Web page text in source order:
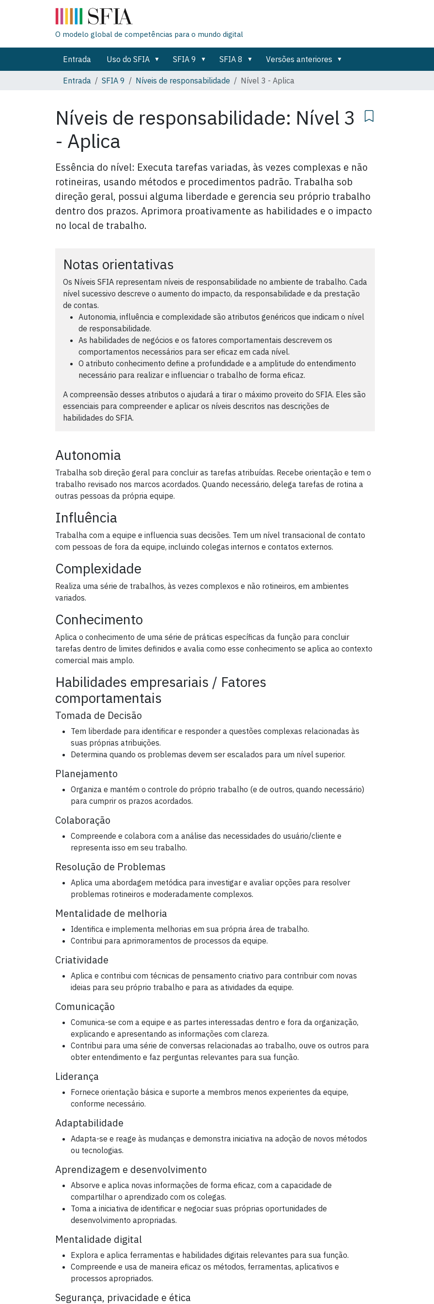
O modelo global de competências para o mundo digital
Entrada Uso do SFIA SFIA 9 SFIA 8 Versões anteriores
Entrada
SFIA 9 Níveis de responsabilidade Nível 3 - Aplica
Níveis de responsabilidade: Nível 3
- Aplica
Essência do nível: Executa tarefas variadas, às vezes complexas e não
rotineiras, usando métodos e procedimentos padrão. Trabalha sob
direção geral, possui alguma liberdade e gerencia seu próprio trabalho
dentro dos prazos. Aprimora proativamente as habilidades e o impacto
no local de trabalho.
Notas orientativas
Os Níveis SFIA representam níveis de responsabilidade no ambiente de trabalho. Cada
nível sucessivo descreve o aumento do impacto, da responsabilidade e da prestação
de contas.
Autonomia, influência e complexidade são atributos genéricos que indicam o nível
de responsabilidade.
As habilidades de negócios e os fatores comportamentais descrevem os
comportamentos necessários para ser eficaz em cada nível.
O atributo conhecimento define a profundidade e a amplitude do entendimento
necessário para realizar e influenciar o trabalho de forma eficaz.
A compreensão desses atributos o ajudará a tirar o máximo proveito do SFIA. Eles são
essenciais para compreender e aplicar os níveis descritos nas descrições de
habilidades do SFIA.
Autonomia
Trabalha sob direção geral para concluir as tarefas atribuídas. Recebe orientação e tem o
trabalho revisado nos marcos acordados. Quando necessário, delega tarefas de rotina a
outras pessoas da própria equipe.
Influência
Trabalha com a equipe e influencia suas decisões. Tem um nível transacional de contato
com pessoas de fora da equipe, incluindo colegas internos e contatos externos.
Complexidade
Realiza uma série de trabalhos, às vezes complexos e não rotineiros, em ambientes
variados.
Conhecimento
Aplica o conhecimento de uma série de práticas específicas da função para concluir
tarefas dentro de limites definidos e avalia como esse conhecimento se aplica ao contexto
comercial mais amplo.
Habilidades empresariais / Fatores
comportamentais
Tomada de Decisão
Tem liberdade para identificar e responder a questões complexas relacionadas às
suas próprias atribuições.
Determina quando os problemas devem ser escalados para um nível superior.
Planejamento
Organiza e mantém o controle do próprio trabalho (e de outros, quando necessário)
para cumprir os prazos acordados.
Colaboração
Compreende e colabora com a análise das necessidades do usuário/cliente e
representa isso em seu trabalho.
Resolução de Problemas
Aplica uma abordagem metódica para investigar e avaliar opções para resolver
problemas rotineiros e moderadamente complexos.
Mentalidade de melhoria
Identifica e implementa melhorias em sua própria área de trabalho.
Contribui para aprimoramentos de processos da equipe.
Criatividade
Aplica e contribui com técnicas de pensamento criativo para contribuir com novas
ideias para seu próprio trabalho e para as atividades da equipe.
Comunicação
Comunica-se com a equipe e as partes interessadas dentro e fora da organização,
explicando e apresentando as informações com clareza.
Contribui para uma série de conversas relacionadas ao trabalho, ouve os outros para
obter entendimento e faz perguntas relevantes para sua função.
Liderança
Fornece orientação básica e suporte a membros menos experientes da equipe,
conforme necessário.
Adaptabilidade
Adapta-se e reage às mudanças e demonstra iniciativa na adoção de novos métodos
ou tecnologias.
Aprendizagem e desenvolvimento
Absorve e aplica novas informações de forma eficaz, com a capacidade de
compartilhar o aprendizado com os colegas.
Toma a iniciativa de identificar e negociar suas próprias oportunidades de
desenvolvimento apropriadas.
Mentalidade digital
Explora e aplica ferramentas e habilidades digitais relevantes para sua função.
Compreende e usa de maneira eficaz os métodos, ferramentas, aplicativos e
processos apropriados.
Segurança, privacidade e ética